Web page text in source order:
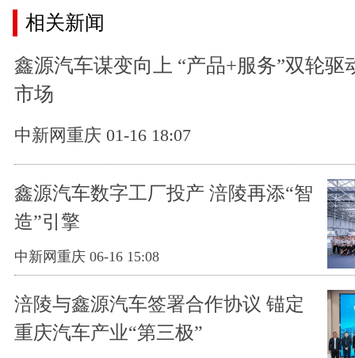
相关新闻
鑫源汽车谋变向上 “产品+服务”双轮驱
市场
中新网重庆 01-16 18:07
鑫源汽车数字工厂投产 涪陵再添“智
造”引擎
中新网重庆 06-16 15:08
涪陵与鑫源汽车签署合作协议 锚定
重庆汽车产业“第三极”